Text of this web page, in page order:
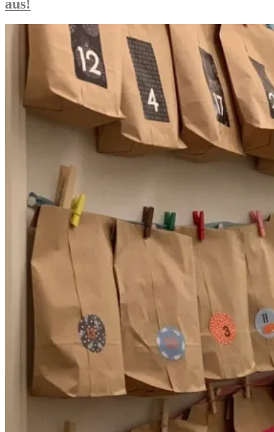
28.
aus!